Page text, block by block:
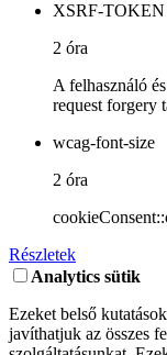
XSRF-TOKEN
2 óra
A felhasználó
request forgery
wcag-font-size
2 óra
Részletek
Analytics sütik
Ezeket belső
javíthatjuk az összes